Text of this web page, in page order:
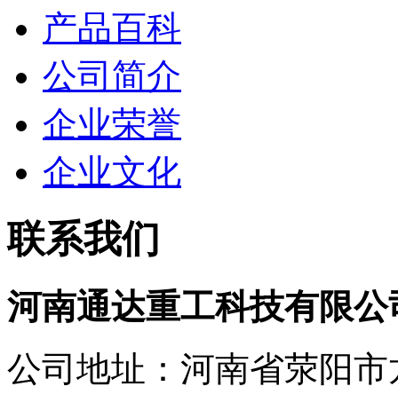
产品百科
公司简介
企业荣誉
企业文化
联系我们
河南通达重工科技有限公
公司地址：河南省荥阳